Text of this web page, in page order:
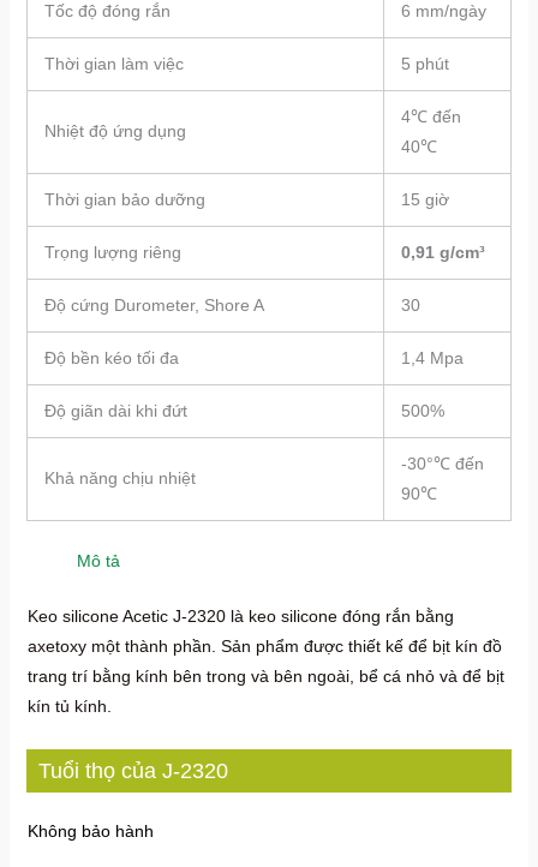
Tốc độ đóng rắn 6 mm/ngày
Thời gian làm việc 5 phút
Nhiệt độ ứng dụng
4℃ đến
40℃
Thời gian bảo dưỡng 15 giờ
Trọng lượng riêng 0,91 g/cm³
Độ cứng Durometer, Shore A 30
Độ bền kéo tối đa 1,4 Mpa
Độ giãn dài khi đứt 500%
Khả năng chịu nhiệt
-30°℃ đến
90℃
Mô tả
Keo silicone Acetic J-2320 là keo silicone đóng rắn bằng
axetoxy một thành phần. Sản phẩm được thiết kế để bịt kín đồ
trang trí bằng kính bên trong và bên ngoài, bể cá nhỏ và để bịt
kín tủ kính.
Tuổi thọ của J-2320
Không bảo hành